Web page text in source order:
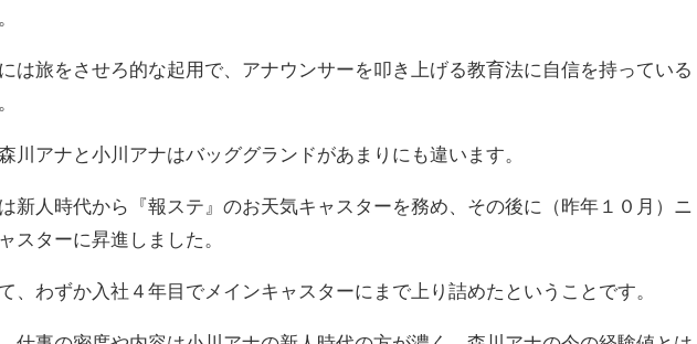
は旅をさせろ的な起用で、アナウンサーを叩き上げる教育法に自信を持っている
川アナと小川アナはバッググランドがあまりにも違います。
新人時代から『報ステ』のお天気キャスターを務め、その後に（昨年１０月）ニ
スターに昇進しました。
、わずか入社４年目でメインキャスターにまで上り詰めたということです。